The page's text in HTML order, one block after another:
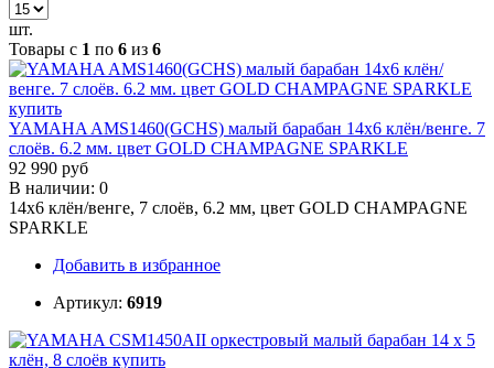
шт.
Товары с 1 по 6 из 6
YAMAHA AMS1460(GCHS) малый барабан 14х6 клён/венге. 7
слоёв. 6.2 мм. цвет GOLD CHAMPAGNE SPARKLE
92 990 руб
В наличии: 0
14х6 клён/венге, 7 слоёв, 6.2 мм, цвет GOLD CHAMPAGNE
SPARKLE
Добавить в избранное
Артикул: 6919